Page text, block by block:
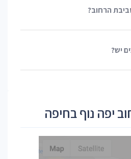
הרחוב?
יש?
יפה נוף בחיפה